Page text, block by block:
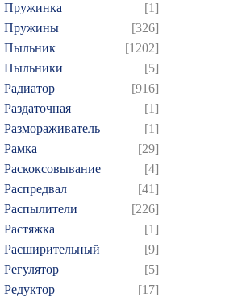
Пружинка
[1]
Пружины
[326]
Пыльник
[1202]
Пыльники
[5]
Радиатор
[916]
Раздаточная
[1]
Размораживатель
[1]
Рамка
[29]
Раскоксовывание
[4]
Распредвал
[41]
Распылители
[226]
Растяжка
[1]
Расширительный
[9]
Регулятор
[5]
Редуктор
[17]